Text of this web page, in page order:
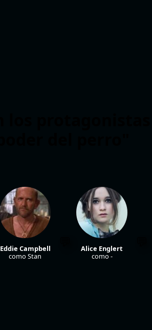
Eddie Campbell
como Stan
Alice Englert
como -